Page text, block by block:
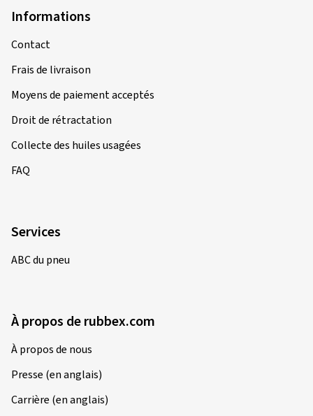
Informations
Contact
Frais de livraison
Moyens de paiement acceptés
Droit de rétractation
Collecte des huiles usagées
FAQ
Services
ABC du pneu
À propos de rubbex.com
À propos de nous
Presse (en anglais)
Carrière (en anglais)